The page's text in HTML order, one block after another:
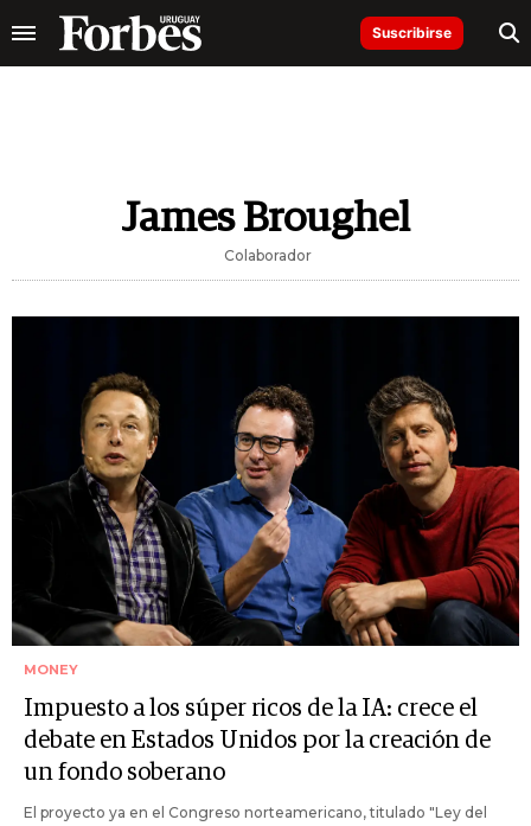
Suscribirse
James Broughel
Colaborador
MONEY
Impuesto a los súper ricos de la IA: crece el
debate en Estados Unidos por la creación de
un fondo soberano
El proyecto ya en el Congreso norteamericano, titulado "Ley del